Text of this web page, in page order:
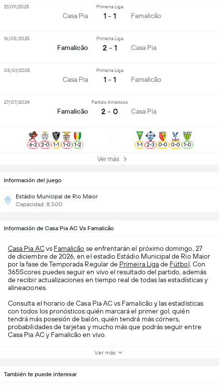
Información del juego
Estádio Municipal de Rio Maior
Capacidad: 8,500
Casa Pia
Primeira Liga
1 - 1 Famalicão
21/09/2025
Famalicão
Primeira Liga
2 - 1 Casa Pia
16/05/2025
Casa Pia
Primeira Liga
1 - 1 Famalicão
05/01/2025
Famalicão
Partido Amistoso
2 - 0 Casa Pia
27/07/2024
6-2 2-0 1-1 1-0 1-2 1-1 2-3 0-0 0-0 1-0
Ver más
Información de Casa Pia AC Vs Famalicão
Casa Pia ACvs Famalicão se enfrentarán el próximo domingo, 27
de diciembre de 2026, en el estadio Estádio Municipal de Rio Maior
por la fase de Temporada Regular de Primeira Ligade Fútbol . Con
365Scores puedes seguir en vivo el resultado del partido, además
de recibir actualizaciones en tiempo real de todas las estadísticas y
alineaciones.
Consulta el horario de Casa Pia AC vs Famalicão y las estadísticas
con todos los pronósticos:quién marcará el primer gol, quién
tendrá más posesión de balón, quién tendrá más córners,
probabilidades de tarjetas y mucho más que podrás seguir entre
Casa Pia AC y Famalicão en vivo.
Ver más
También te puede interesar